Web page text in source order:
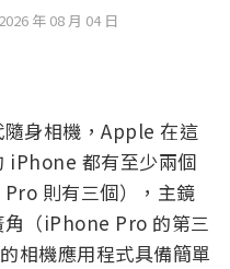
年 08 月 04 日
身相機，Apple 在這
iPhone 都有至少兩個
則有三個），主鏡
（iPhone Pro 的第三
相機應用程式具備簡單